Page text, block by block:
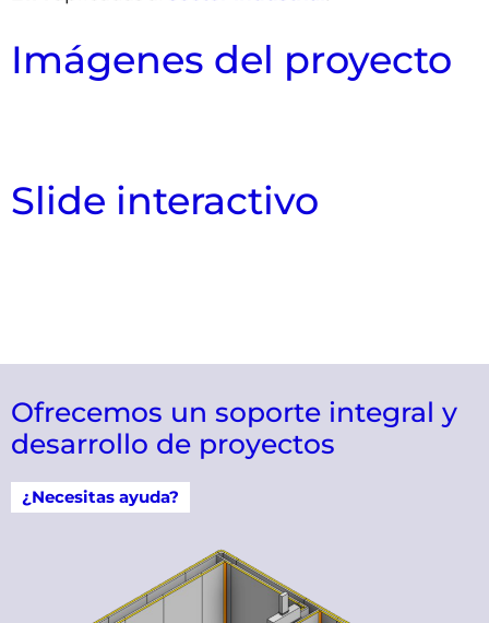
Imágenes del proyecto
Slide interactivo
Ofrecemos un soporte integral y
desarrollo de proyectos
¿Necesitas ayuda?